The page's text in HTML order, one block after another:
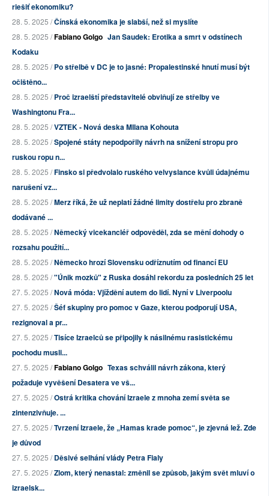
riešiť ekonomiku?
28. 5. 2025 /Čínská ekonomika je slabší, než si myslíte
28. 5. 2025 /Fabiano Golgo Jan Saudek: Erotika a smrt v odstínech
Kodaku
28. 5. 2025 /Po střelbě v DC je to jasné: Propalestinské hnutí musí být
očištěno...
28. 5. 2025 /Proč izraelští představitelé obviňují ze střelby ve
Washingtonu Fra...
28. 5. 2025 /VZTEK - Nová deska MIlana Kohouta
28. 5. 2025 /Spojené státy nepodpořily návrh na snížení stropu pro
ruskou ropu n...
28. 5. 2025 /Finsko si předvolalo ruského velvyslance kvůli údajnému
narušení vz...
28. 5. 2025 /Merz říká, že už neplatí žádné limity dostřelu pro zbraně
dodávané ...
28. 5. 2025 /Německý vicekancléř odpověděl, zda se mění dohody o
rozsahu použití...
28. 5. 2025 /Německo hrozí Slovensku odříznutím od financí EU
28. 5. 2025 /"Únik mozků" z Ruska dosáhl rekordu za posledních 25 let
27. 5. 2025 /Nová móda: Vjíždění autem do lidí. Nyní v Liverpoolu
27. 5. 2025 /Šéf skupiny pro pomoc v Gaze, kterou podporují USA,
rezignoval a pr...
27. 5. 2025 /Tisíce Izraelců se připojily k násilnému rasistickému
pochodu musli...
27. 5. 2025 /Fabiano Golgo Texas schválil návrh zákona, který
požaduje vyvěšení Desatera ve vš...
27. 5. 2025 /Ostrá kritika chování Izraele z mnoha zemí světa se
zintenzivňuje. ...
27. 5. 2025 /Tvrzení Izraele, že „Hamas krade pomoc“, je zjevná lež. Zde
je důvod
27. 5. 2025 /Děsivé selhání vlády Petra Fialy
27. 5. 2025 /Zlom, který nenastal: změnil se způsob, jakým svět mluví o
izraelsk...